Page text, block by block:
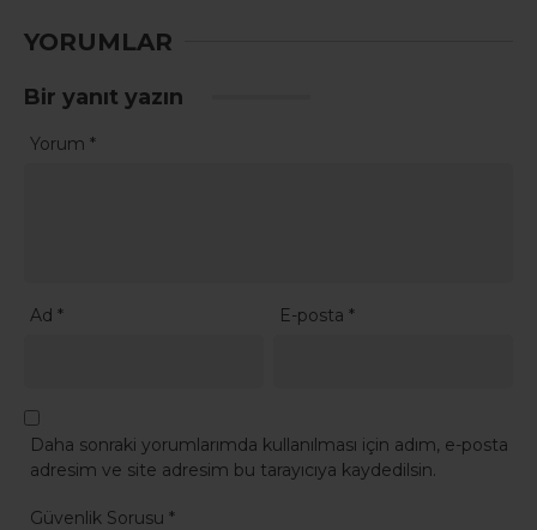
YORUMLAR
Bir yanıt yazın
Yorum *
Ad * E-posta*
Daha sonraki yorumlarımda kullanılması için adım, e-posta
adresim ve site adresim bu tarayıcıya kaydedilsin.
Güvenlik Sorusu *